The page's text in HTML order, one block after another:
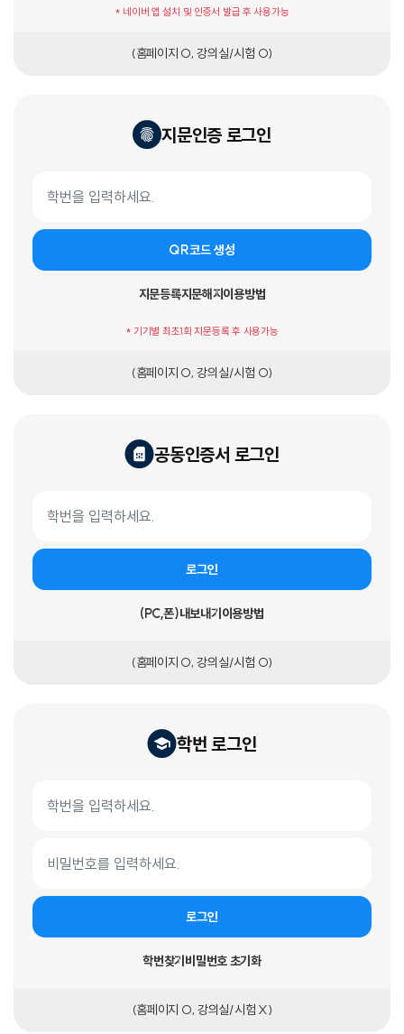
* 네이버 앱 설치 및 인증서 발급 후 사용가능
(홈페이지 O, 강의실/시험 O)
지문인증 로그인
QR코드 생성
지문등록지문해지이용방법
* 기기별 최초1회 지문등록 후 사용가능
(홈페이지 O, 강의실/시험 O)
공동인증서 로그인
로그인
(PC,폰)내보내기이용방법
(홈페이지 O, 강의실/시험 O)
학번 로그인
로그인
학번찾기비밀번호 초기화
(홈페이지 O, 강의실/시험 X)